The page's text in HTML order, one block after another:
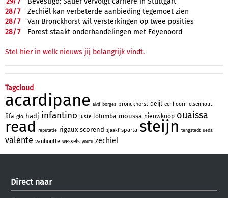
28/7
Zechiël kan verbeterde aanbieding tegemoet zien
28/7
Van Bronckhorst wil versterkingen op twee posities
28/7 Forest staakt onderhandelingen met Feyenoord
Stel hier in welk nieuws jij belangrijk vindt.
Tagcloud
acardipane aivd borges bronckhorst deijl eenhoorn elsenhout
fifa gio hadj infantino juste lotomba moussa nieuwkoop ouaissa
read reputatie rigaux scorend sjaakf sparta steijn tengstedt ueda
valente vanhoutte wessels youtu zechiel
Direct naar